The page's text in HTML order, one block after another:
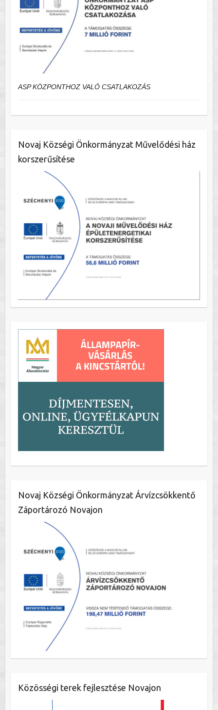
ASP KÖZPONTHOZ VALÓ CSATLAKOZÁS
Novaj Községi Önkormányzat Művelődési ház
korszerűsítése
Novaj Községi Önkormányzat Árvízcsökkentő
Záportározó Novajon
Közösségi terek fejlesztése Novajon